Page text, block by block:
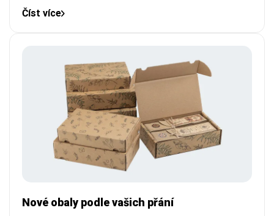
Číst více
Nové obaly podle vašich přání